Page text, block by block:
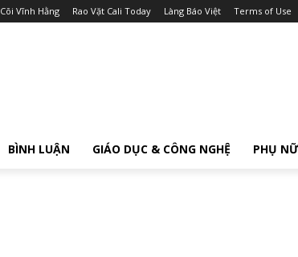
Cõi Vĩnh Hằng Rao Vặt Cali Today Làng Báo Việt Terms of Use
BÌNH LUẬN GIÁO DỤC & CÔNG NGHỆ PHỤ NỮ